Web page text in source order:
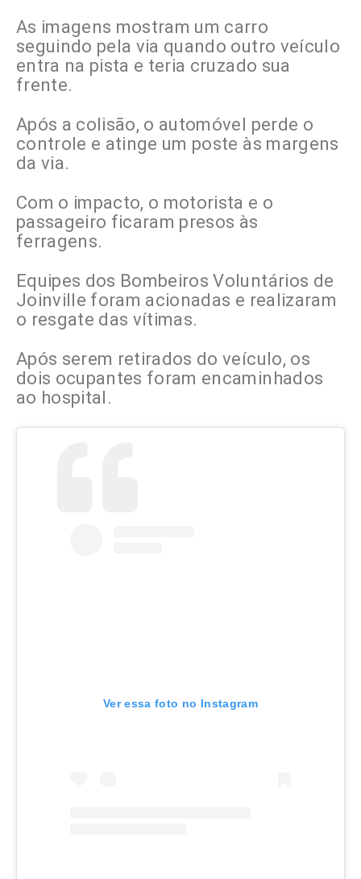
As imagens mostram um carro
seguindo pela via quando outro veículo
entra na pista e teria cruzado sua
frente.
Após a colisão, o automóvel perde o
controle e atinge um poste às margens
da via.
Com o impacto, o motorista e o
passageiro ficaram presos às
ferragens.
Equipes dos Bombeiros Voluntários de
Joinville foram acionadas e realizaram
o resgate das vítimas.
Após serem retirados do veículo, os
dois ocupantes foram encaminhados
ao hospital.
Ver essa foto no Instagram